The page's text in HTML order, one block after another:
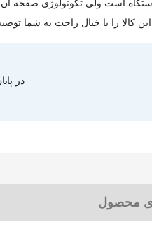
کالا را با خیال راحت به شما
در
محصول